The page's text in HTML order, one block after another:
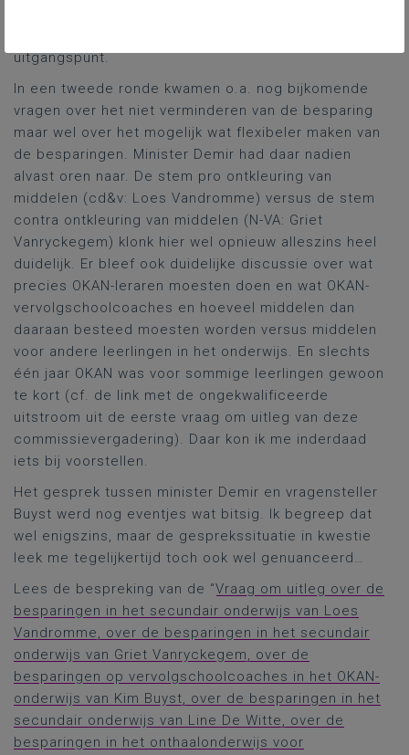
uitgangspunt.
In een tweede ronde kwamen o.a. nog bijkomende
vragen over het niet verminderen van de besparing
maar wel over het mogelijk wat flexibeler maken van
de besparingen. Minister Demir had daar nadien
alvast oren naar. De stem pro ontkleuring van
middelen (cd&v: Loes Vandromme) versus de stem
contra ontkleuring van middelen (N-VA: Griet
Vanryckegem) klonk hier wel opnieuw alleszins heel
duidelijk. Er bleef ook duidelijke discussie over wat
precies OKAN-leraren moesten doen en wat OKAN-
vervolgschoolcoaches en hoeveel middelen dan
daaraan besteed moesten worden versus middelen
voor andere leerlingen in het onderwijs. En slechts
één jaar OKAN was voor sommige leerlingen gewoon
te kort (cf. de link met de ongekwalificeerde
uitstroom uit de eerste vraag om uitleg van deze
commissievergadering). Daar kon ik me inderdaad
iets bij voorstellen.
Het gesprek tussen minister Demir en vragensteller
Buyst werd nog eventjes wat bitsig. Ik begreep dat
wel enigszins, maar de gesprekssituatie in kwestie
leek me tegelijkertijd toch ook wel genuanceerd…
Lees de bespreking van de “Vraag om uitleg over de
besparingen in het secundair onderwijs van Loes
Vandromme, over de besparingen in het secundair
onderwijs van Griet Vanryckegem, over de
besparingen op vervolgschoolcoaches in het OKAN-
onderwijs van Kim Buyst, over de besparingen in het
secundair onderwijs van Line De Witte, over de
besparingen in het onthaalonderwijs voor